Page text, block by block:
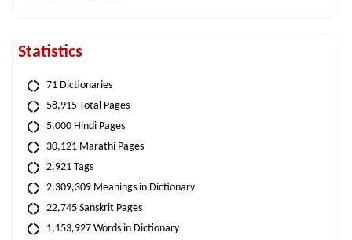
Statistics
71 Dictionaries
58,915 Total Pages
5,000 Hindi Pages
30,121 Marathi Pages
2,921 Tags
2,309,309 Meanings in Dictionary
22,745 Sanskrit Pages
1,153,927 Words in Dictionary